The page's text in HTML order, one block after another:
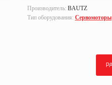
Производитель: BAUTZ
Тип оборудования: Сервомоторы